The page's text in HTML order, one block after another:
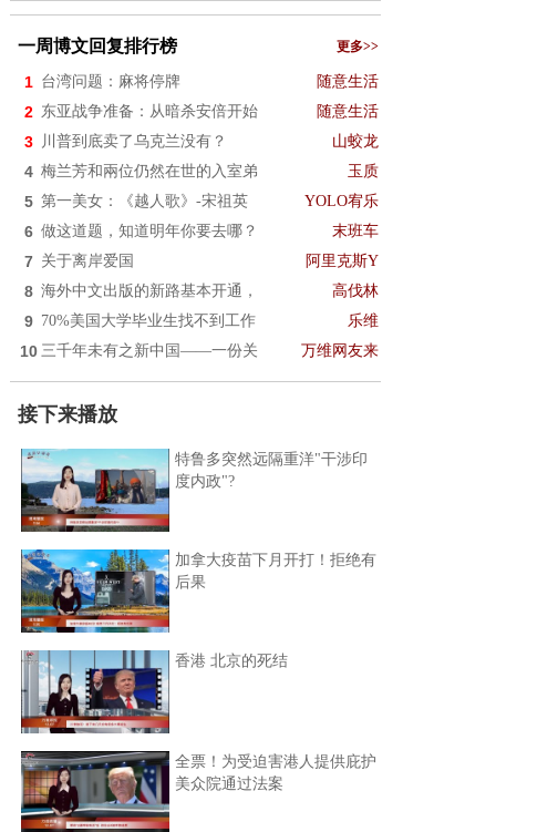
一周博文回复排行榜 更多>>
1 台湾问题：麻将停牌 随意生活
2 东亚战争准备：从暗杀安倍开始 随意生活
3 川普到底卖了乌克兰没有？ 山蛟龙
4 梅兰芳和兩位仍然在世的入室弟 玉质
5 第一美女：《越人歌》-宋祖英 YOLO宥乐
6 做这道题，知道明年你要去哪？ 末班车
7 关于离岸爱国 阿里克斯Y
8 海外中文出版的新路基本开通， 高伐林
9 70%美国大学毕业生找不到工作 乐维
10 三千年未有之新中国——一份关 万维网友来
接下来播放
特鲁多突然远隔重洋"干涉印
度内政"?
加拿大疫苗下月开打！拒绝有
后果
香港 北京的死结
全票！为受迫害港人提供庇护
美众院通过法案